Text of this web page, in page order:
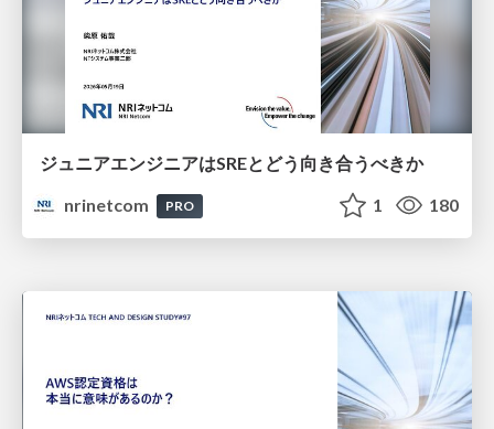
ジュニアエンジニアはSREとどう向き合うべきか
nrinetcom
PRO 1 180